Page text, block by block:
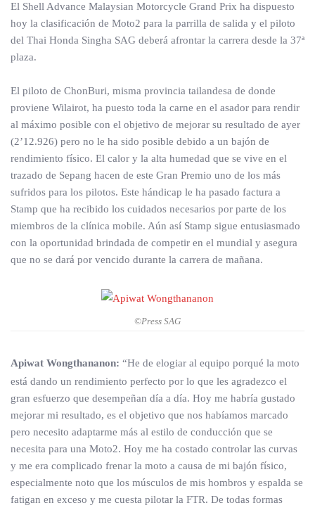
El Shell Advance Malaysian Motorcycle Grand Prix ha dispuesto
hoy la clasificación de Moto2 para la parrilla de salida y el piloto
del Thai Honda Singha SAG deberá afrontar la carrera desde la 37ª
plaza.
El piloto de ChonBuri, misma provincia tailandesa de donde
proviene Wilairot, ha puesto toda la carne en el asador para rendir
al máximo posible con el objetivo de mejorar su resultado de ayer
(2’12.926) pero no le ha sido posible debido a un bajón de
rendimiento físico. El calor y la alta humedad que se vive en el
trazado de Sepang hacen de este Gran Premio uno de los más
sufridos para los pilotos. Este hándicap le ha pasado factura a
Stamp que ha recibido los cuidados necesarios por parte de los
miembros de la clínica mobile. Aún así Stamp sigue entusiasmado
con la oportunidad brindada de competir en el mundial y asegura
que no se dará por vencido durante la carrera de mañana.
©Press SAG
Apiwat Wongthananon: “He de elogiar al equipo porqué la moto
está dando un rendimiento perfecto por lo que les agradezco el
gran esfuerzo que desempeñan día a día. Hoy me habría gustado
mejorar mi resultado, es el objetivo que nos habíamos marcado
pero necesito adaptarme más al estilo de conducción que se
necesita para una Moto2. Hoy me ha costado controlar las curvas
y me era complicado frenar la moto a causa de mi bajón físico,
especialmente noto que los músculos de mis hombros y espalda se
fatigan en exceso y me cuesta pilotar la FTR. De todas formas